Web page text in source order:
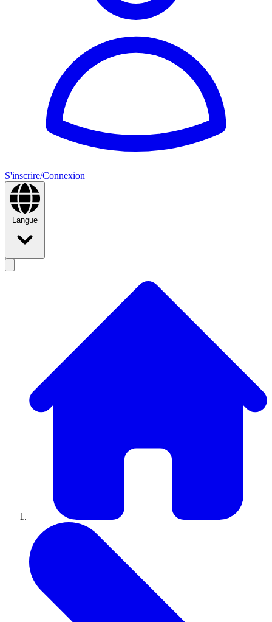
S'inscrire/Connexion
Langue